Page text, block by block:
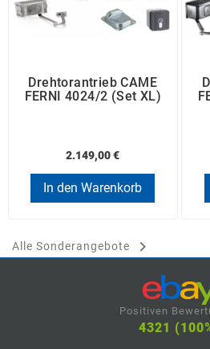
Drehtorantrieb CAME
FERNI 4024/2 (Set XL)
2.149,00 €
In den Warenkorb
Alle Sonderangebote 
Positiven
4321